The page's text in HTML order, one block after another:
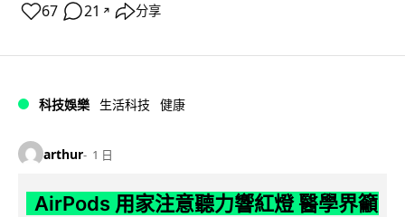
67 21 ↗ 分享
科技娛樂 生活科技 健康
arthur 1 日
AirPods 用家注意聽力響紅燈 醫學界籲